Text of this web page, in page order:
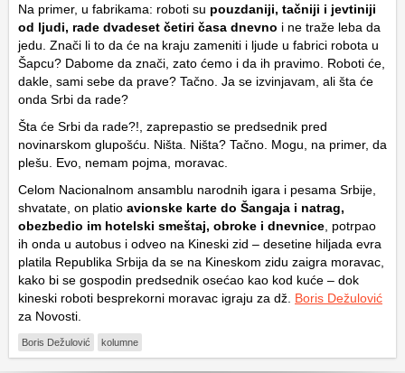
Na primer, u fabrikama: roboti su pouzdaniji, tačniji i jevtiniji
od ljudi, rade dvadeset četiri časa dnevno i ne traže leba da
jedu. Znači li to da će na kraju zameniti i ljude u fabrici robota u
Šapcu? Dabome da znači, zato ćemo i da ih pravimo. Roboti će,
dakle, sami sebe da prave? Tačno. Ja se izvinjavam, ali šta će
onda Srbi da rade?
Šta će Srbi da rade?!, zaprepastio se predsednik pred
novinarskom glupošću. Ništa. Ništa? Tačno. Mogu, na primer, da
plešu. Evo, nemam pojma, moravac.
Celom Nacionalnom ansamblu narodnih igara i pesama Srbije,
shvatate, on platio avionske karte do Šangaja i natrag,
obezbedio im hotelski smeštaj, obroke i dnevnice , potrpao
ih onda u autobus i odveo na Kineski zid – desetine hiljada evra
platila Republika Srbija da se na Kineskom zidu zaigra moravac,
kako bi se gospodin predsednik osećao kao kod kuće – dok
kineski roboti besprekorni moravac igraju za dž. Boris Dežulović
za Novosti.
Boris Dežulović kolumne